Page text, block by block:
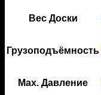
Вес Доски
Грузоподъёмность
Мах. Давление